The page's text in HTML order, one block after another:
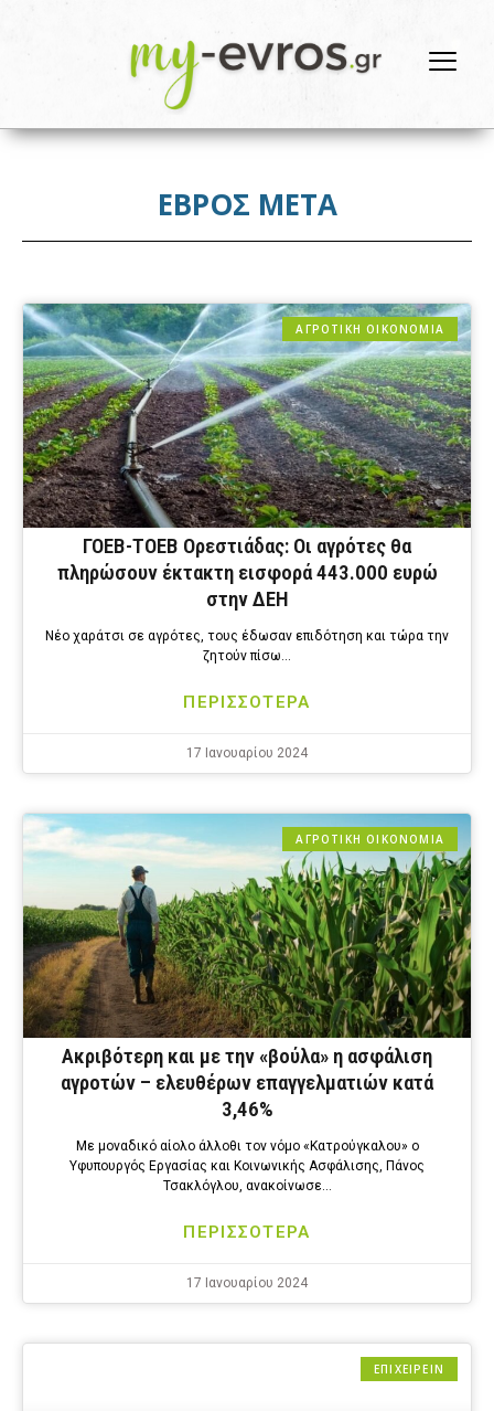
ΕΒΡΟΣ ΜΕΤΑ
ΑΓΡΟΤΙΚΗ ΟΙΚΟΝΟΜΙΑ
ΓΟΕΒ-ΤΟΕΒ Ορεστιάδας: Οι αγρότες θα
πληρώσουν έκτακτη εισφορά 443.000 ευρώ
στην ΔΕΗ
Νέο χαράτσι σε αγρότες, τους έδωσαν επιδότηση και τώρα την
ζητούν πίσω…
ΠΕΡΙΣΣΟΤΕΡΑ
17 Ιανουαρίου 2024
ΑΓΡΟΤΙΚΗ ΟΙΚΟΝΟΜΙΑ
Ακριβότερη και με την «βούλα» η ασφάλιση
αγροτών – ελευθέρων επαγγελματιών κατά
3,46%
Με μοναδικό αίολο άλλοθι τον νόμο «Κατρούγκαλου» ο
Υφυπουργός Εργασίας και Κοινωνικής Ασφάλισης, Πάνος
Τσακλόγλου, ανακοίνωσε…
ΠΕΡΙΣΣΟΤΕΡΑ
17 Ιανουαρίου 2024
ΕΠΙΧΕΙΡΕΙΝ